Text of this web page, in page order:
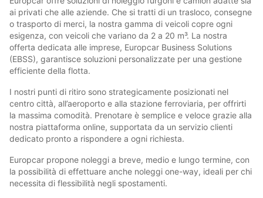
ai privati che alle aziende. Che si tratti di un trasloco, consegne
o trasporto di merci, la nostra gamma di veicoli copre ogni
esigenza, con veicoli che variano da 2 a 20 m³. La nostra
offerta dedicata alle imprese, Europcar Business Solutions
(EBSS), garantisce soluzioni personalizzate per una gestione
efficiente della flotta.
I nostri punti di ritiro sono strategicamente posizionati nel
centro città, all’aeroporto e alla stazione ferroviaria, per offrirti
la massima comodità. Prenotare è semplice e veloce grazie alla
nostra piattaforma online, supportata da un servizio clienti
dedicato pronto a rispondere a ogni richiesta.
Europcar propone noleggi a breve, medio e lungo termine, con
la possibilità di effettuare anche noleggi one-way, ideali per chi
necessita di flessibilità negli spostamenti.